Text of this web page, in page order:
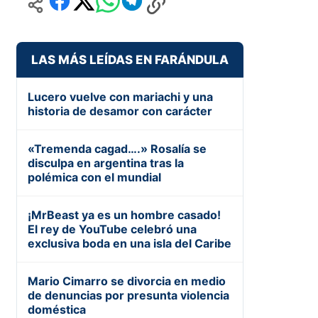
LAS MÁS LEÍDAS EN FARÁNDULA
Lucero vuelve con mariachi y una
historia de desamor con carácter
«Tremenda cagad….» Rosalía se
disculpa en argentina tras la
polémica con el mundial
¡MrBeast ya es un hombre casado!
El rey de YouTube celebró una
exclusiva boda en una isla del Caribe
Mario Cimarro se divorcia en medio
de denuncias por presunta violencia
doméstica